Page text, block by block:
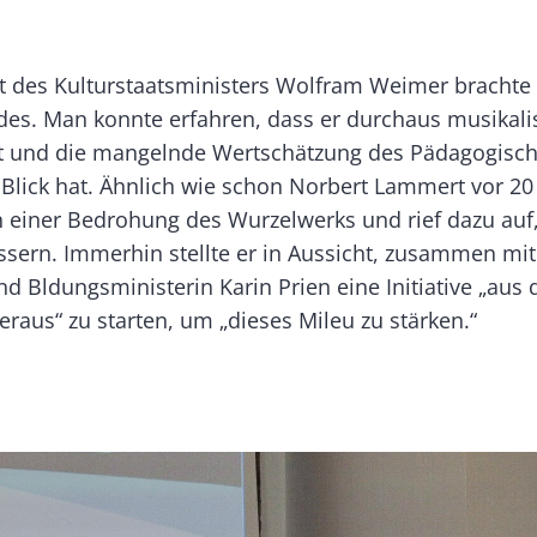
des Kulturstaatsministers Wolfram Weimer brachte
Man konnte erfahren, dass er durchaus
die mangelnde Wertschätzung des
hat. Ähnlich wie schon Norbert Lammert vor 20
einer Bedrohung des Wurzelwerks und rief dazu
Immerhin stellte er in Aussicht, zusammen
Bldungsministerin Karin Prien eine Initiative „aus
zu starten, um „dieses Mileu zu stärken.“